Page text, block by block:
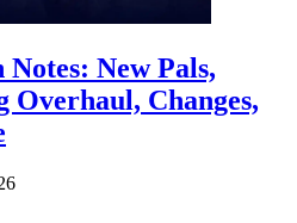
New Pals,
Overhaul, Changes,